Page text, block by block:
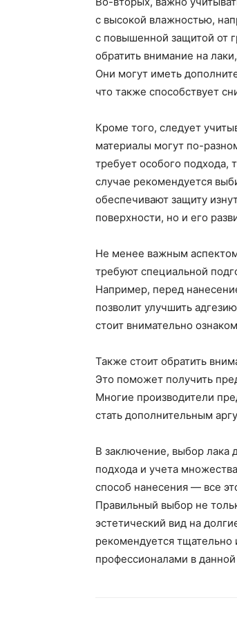
с высокой влажностью,
с повышенной защитой от
обратить внимание на
Они могут иметь
что также способствует
Кроме того, следует
материалы могут по-
требует особого подхода,
случае рекомендуется
обеспечивают защиту
поверхности, но и его
Не менее важным
требуют специальной
Например, перед
позволит улучшить
стоит внимательно
Также стоит обратить
Это поможет получить
Многие производители
стать дополнительным
В заключение, выбор лака
подхода и учета
способ нанесения — все
Правильный выбор не
эстетический вид на
рекомендуется тщательно
профессионалами в